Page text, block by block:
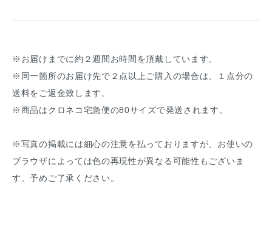
※お届けまでに約２週間お時間を頂戴しています。
※同一箇所のお届け先で２点以上ご購入の場合は、１点分の
送料をご返金致します。
※商品はクロネコ宅急便の80サイズで発送されます。
※写真の掲載には細心の注意を払っておりますが、お使いの
ブラウザによっては色の再現性が異なる可能性もございま
す。予めご了承ください。